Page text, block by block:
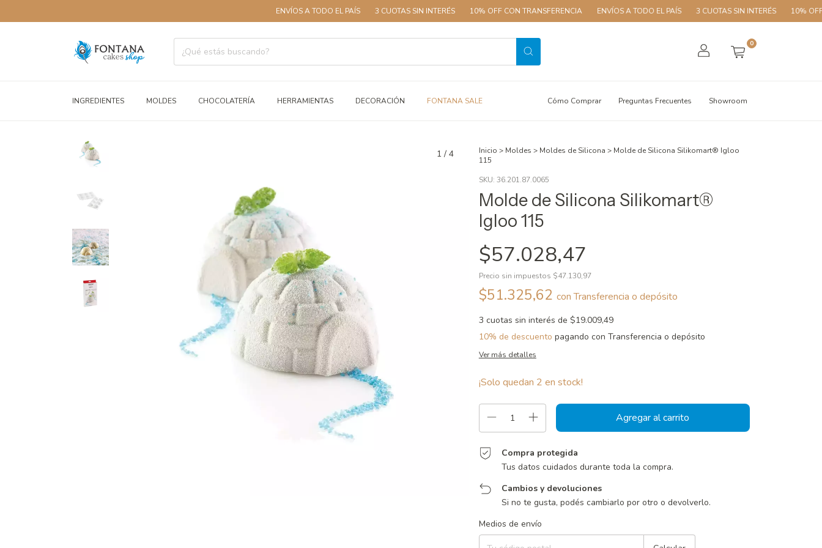
ENVÍOS A TODO EL PAÍS 3 CUOTAS SIN INTERÉS 10% OFF CON TRANSFERENCIA ENVÍOS A TODO EL PAÍS 3 CUOTAS SIN INTERÉS 10% OFF CON
0
INGREDIENTES MOLDES CHOCOLATERÍA HERRAMIENTAS DECORACIÓN FONTANA SALE Cómo Comprar Preguntas Frecuentes Showroom
1 / 4 Inicio > Moldes > Moldes de Silicona > Molde de Silicona Silikomart® Igloo
115
SKU: 36.201.87.0065
Molde de Silicona Silikomart®
Igloo 115
$57.028,47
Precio sin impuestos $47.130,97
$51.325,62 con Transferencia o depósito
3 cuotas sin interés de $19.009,49
10% de descuento pagando con Transferencia o depósito
Ver más detalles
¡Solo quedan 2 en stock!
Compra protegida
Tus datos cuidados durante toda la compra.
Cambios y devoluciones
Si no te gusta, podés cambiarlo por otro o devolverlo.
Entregas para el CP:
Medios de envío